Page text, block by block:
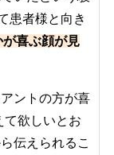
患者様と向き
が喜ぶ顔が見
ントの方が喜
て欲しいとお
伝えられるこ